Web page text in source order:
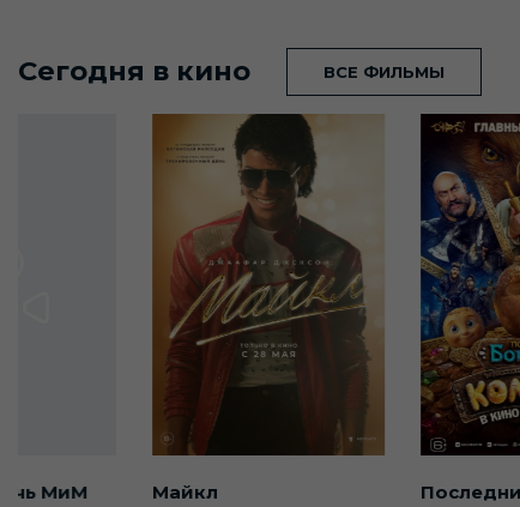
Сегодня в кино ВСЕ ФИЛЬМЫ
МиМ Майкл